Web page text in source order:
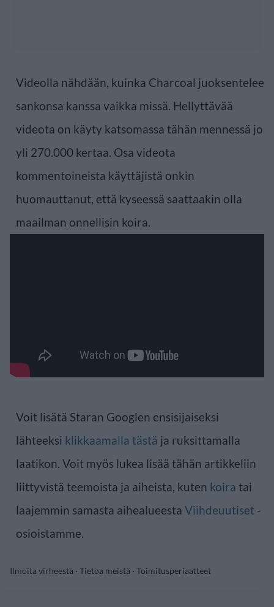
Videolla nähdään, kuinka Charcoal juoksentelee
sankonsa kanssa vaikka missä. Hellyttävää
videota on käyty katsomassa tähän mennessä jo
yli 270.000 kertaa. Osa videota
kommentoineista käyttäjistä onkin
huomauttanut, että kyseessä saattaakin olla
maailman onnellisin koira.
Voit lisätä Staran Googlen ensisijaiseksi
lähteeksi klikkaamalla tästä ja ruksittamalla
laatikon. Voit myös lukea lisää tähän artikkeliin
liittyvistä teemoista ja aiheista, kuten koira tai
laajemmin samasta aihealueesta Viihdeuutiset -
osioistamme.
Ilmoita virheestä · Tietoa meistä · Toimitusperiaatteet